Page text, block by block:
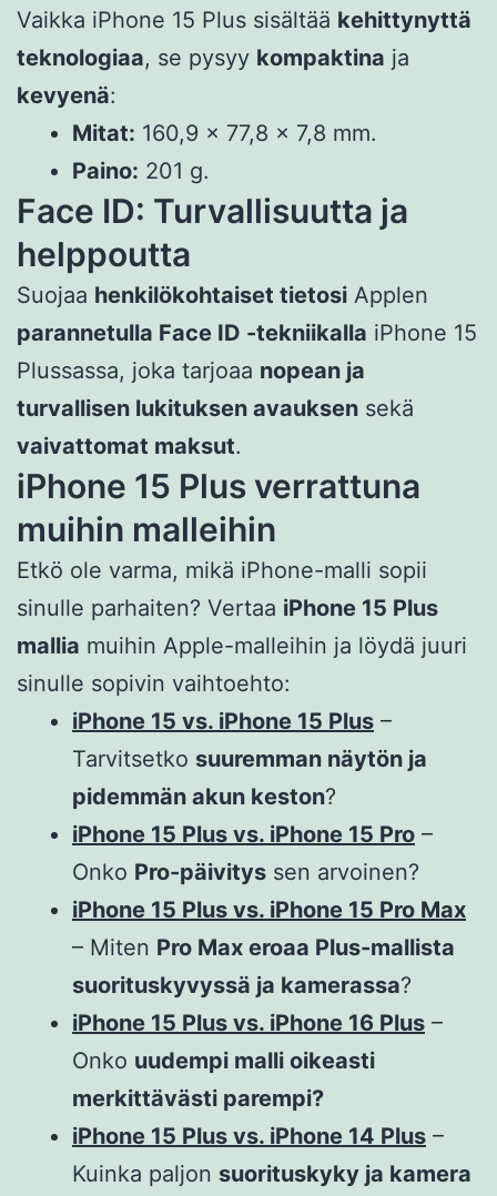
Vaikka iPhone 15 Plus sisältää kehittynyttä
teknologiaa, se pysyy kompaktina ja
kevyenä:
Mitat: 160,9 x 77,8 x 7,8 mm.
Paino: 201 g.
Face ID: Turvallisuutta ja
helppoutta
Suojaa henkilökohtaiset tietosi Applen
parannetulla Face ID -tekniikalla iPhone 15
Plussassa, joka tarjoaa nopean ja
turvallisen lukituksen avauksen sekä
vaivattomat maksut.
iPhone 15 Plus verrattuna
muihin malleihin
Etkö ole varma, mikä iPhone-malli sopii
sinulle parhaiten? Vertaa iPhone 15 Plus
mallia muihin Apple-malleihin ja löydä juuri
sinulle sopivin vaihtoehto:
iPhone 15 vs. iPhone 15 Plus –
Tarvitsetko suuremman näytön ja
pidemmän akun keston?
iPhone 15 Plus vs. iPhone 15 Pro –
Onko Pro-päivitys sen arvoinen?
iPhone 15 Plus vs. iPhone 15 Pro Max
– Miten Pro Max eroaa Plus-mallista
suorituskyvyssä ja kamerassa?
iPhone 15 Plus vs. iPhone 16 Plus –
Onko uudempi malli oikeasti
merkittävästi parempi?
iPhone 15 Plus vs. iPhone 14 Plus –
Kuinka paljon suorituskyky ja kamera